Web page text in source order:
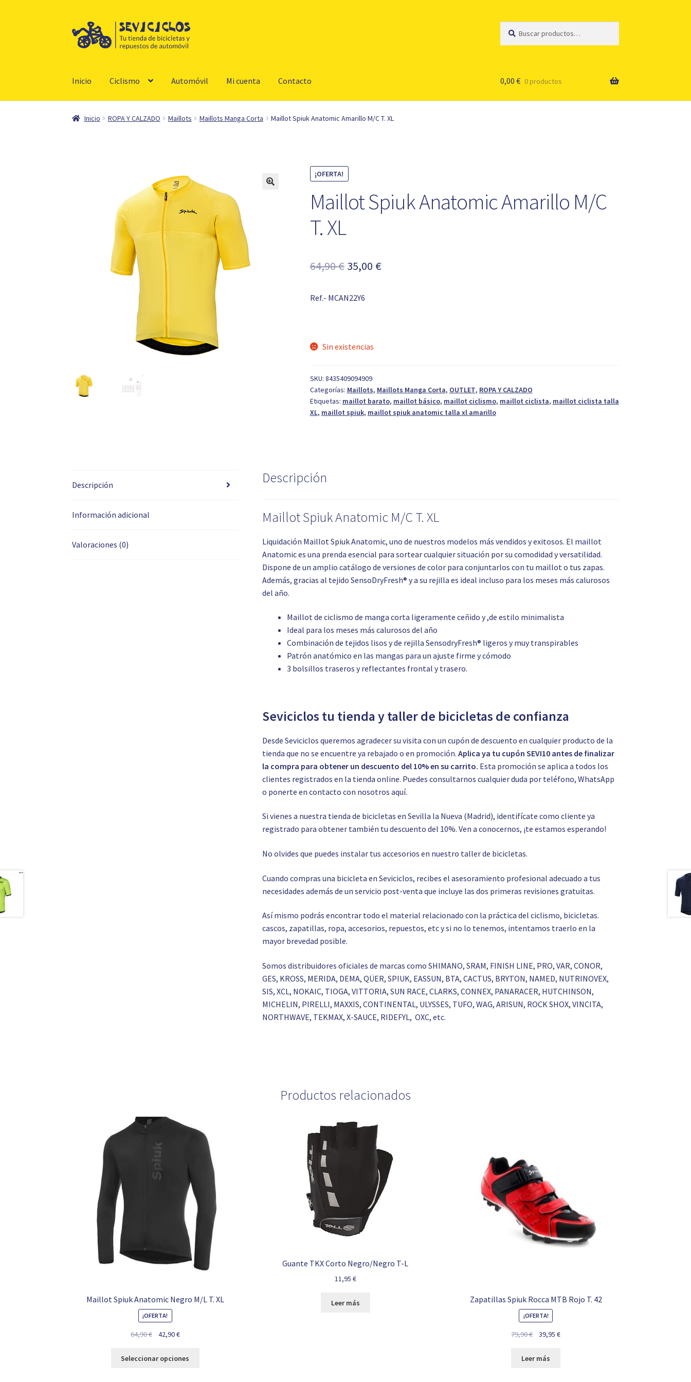
Ir
a
Ir
al
por:
Inicio Ciclismo Automóvil Mi cuenta Contacto 0,00 € 0 productos
Inicio ROPA Y CALZADO Maillots Maillots Manga Corta Maillot Spiuk Anatomic Amarillo M/C T. XL
¡OFERTA!
Maillot Spiuk Anatomic Amarillo M/C
T. XL
64,90€ El
original
35,00 €El
Ref.- MCAN22Y6
Sin existencias
SKU: 8435409094909
Categorías: Maillots, Maillots Manga Corta, OUTLET, ROPA Y CALZADO
Etiquetas: maillot barato, maillot básico, maillot ciclismo, maillot ciclista, maillot ciclista talla
XL, maillot spiuk, maillot spiuk anatomic talla xl amarillo
Descripción
Información adicional
Valoraciones (0)
Descripción
Maillot Spiuk Anatomic M/C T. XL
Liquidación Maillot Spiuk Anatomic, uno de nuestros modelos más vendidos y exitosos. El maillot
Anatomic es una prenda esencial para sortear cualquier situación por su comodidad y versatilidad.
Dispone de un amplio catálogo de versiones de color para conjuntarlos con tu maillot o tus zapas.
Además, gracias al tejido SensoDryFresh® y a su rejilla es ideal incluso para los meses más calurosos
del año.
Maillot de ciclismo de manga corta ligeramente ceñido y ,de estilo minimalista
Ideal para los meses más calurosos del año
Combinación de tejidos lisos y de rejilla SensodryFresh® ligeros y muy transpirables
Patrón anatómico en las mangas para un ajuste firme y cómodo
3 bolsillos traseros y reflectantes frontal y trasero.
Seviciclos tu tienda y taller de bicicletas de confianza
Desde Seviciclos queremos agradecer su visita con un cupón de descuento en cualquier producto de la
tienda que no se encuentre ya rebajado o en promoción.Aplica ya tu cupón SEVI10 antes de finalizar
la compra para obtener un descuento del 10% en su carrito. Esta promoción se aplica a todos los
clientes registrados en la tienda online. Puedes consultarnos cualquier duda por teléfono, WhatsApp
o ponerte en contacto con nosotrosaquí.
Si vienes a nuestra tienda de bicicletas en Sevilla la Nueva (Madrid), identifícate como cliente ya
registrado para obtener también tu descuento del 10%. Ven a conocernos, ¡te estamos esperando!
No olvides que puedes instalar tus accesorios en nuestro taller de bicicletas.
Cuando compras una bicicleta en Seviciclos, recibes el asesoramiento profesional adecuado a tus
necesidades además de un servicio post-venta que incluye las dos primeras revisiones gratuitas.
Así mismo podrás encontrar todo el material relacionado con la práctica del ciclismo, bicicletas.
cascos, zapatillas, ropa, accesorios, repuestos, etc y si no lo tenemos, intentamos traerlo en la
mayor brevedad posible.
Somos distribuidores oficiales de marcas como SHIMANO, SRAM, FINISH LINE, PRO, VAR, CONOR,
GES, KROSS, MERIDA, DEMA, QÜER, SPIUK, EASSUN, BTA, CACTUS, BRYTON, NAMED, NUTRINOVEX,
SIS, XCL, NOKAIC, TIOGA, VITTORIA, SUN RACE, CLARKS, CONNEX, PANARACER, HUTCHINSON,
MICHELIN, PIRELLI, MAXXIS, CONTINENTAL, ULYSSES, TUFO, WAG, ARISUN, ROCK SHOX, VINCITA,
NORTHWAVE, TEKMAX, X-SAUCE, RIDEFYL, OXC, etc.
Productos relacionados
Maillot Spiuk Anatomic Negro M/L T. XL
¡OFERTA!
64,90€
El
original
42,90€El
actual
Seleccionar opciones
Guante TKX Corto Negro/Negro T-L
11,95 €
Leer más Zapatillas Spiuk Rocca MTB Rojo T. 42
¡OFERTA!
79,90€
El
original
39,95 €El
Leer más